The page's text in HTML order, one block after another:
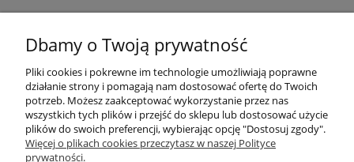
MOJE KONTO
PŁATNOŚCI I DOSTAWA
Dbamy o Twoją prywatność
Pliki cookies i pokrewne im technologie umożliwiają poprawne
działanie strony i pomagają nam dostosować ofertę do Twoich
potrzeb. Możesz zaakceptować wykorzystanie przez nas
wszystkich tych plików i przejść do sklepu lub dostosować użycie
plików do swoich preferencji, wybierając opcję "Dostosuj zgody".
Więcej o plikach cookies przeczytasz w naszej Polityce
prywatności.